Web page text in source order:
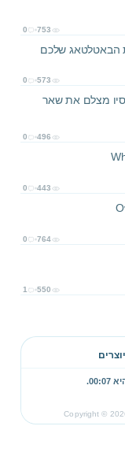
0 753
הבאטלטאג שלכם
0 573
מצלם את שאר
0 496
0 443
0 764
1 550
00:07
.
Copyright ©